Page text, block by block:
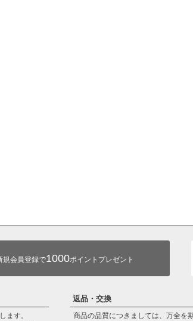
規会員登録で1000ポイントプレゼント
ます。
返品・交換
商品の品質につきましては、万全を